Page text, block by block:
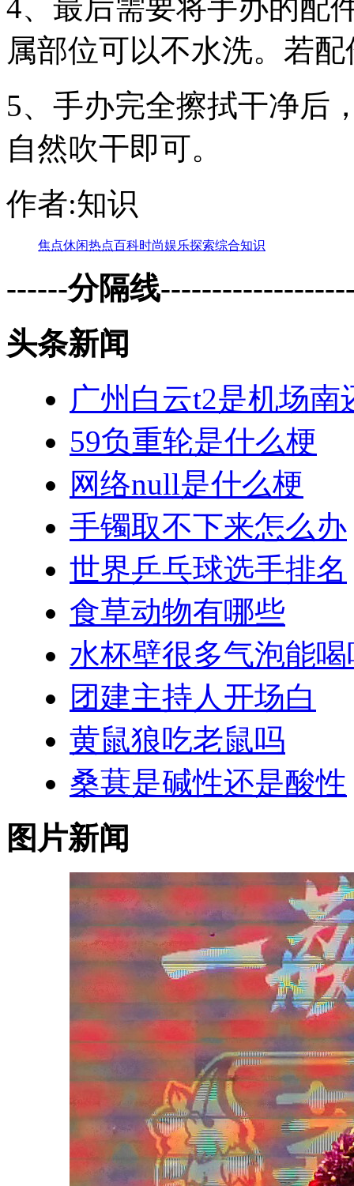
4、最后需要将手办的配
属部位可以不水洗。若
5、手办完全擦拭干净后
自然吹干即可。
作者:知识
焦点休闲热点百科时尚娱乐探索综合知识
------分隔线
头条新闻
广州白云t2是机场南
59负重轮是什么梗
网络null是什么梗
手镯取不下来怎么办
世界乒乓球选手排名
食草动物有哪些
水杯壁很多气泡能喝
团建主持人开场白
黄鼠狼吃老鼠吗
桑葚是碱性还是酸性
图片新闻